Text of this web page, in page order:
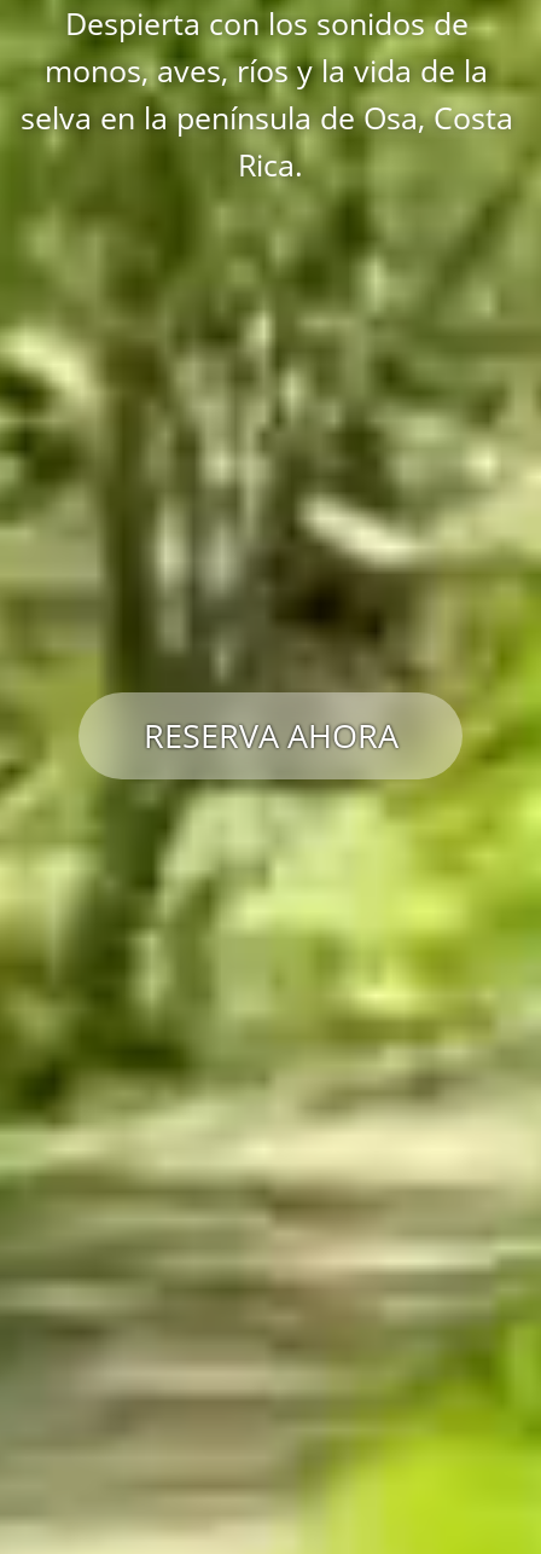
Despierta con los sonidos de
monos, aves, ríos y la vida de la
selva en la península de Osa, Costa
Rica.
RESERVA AHORA